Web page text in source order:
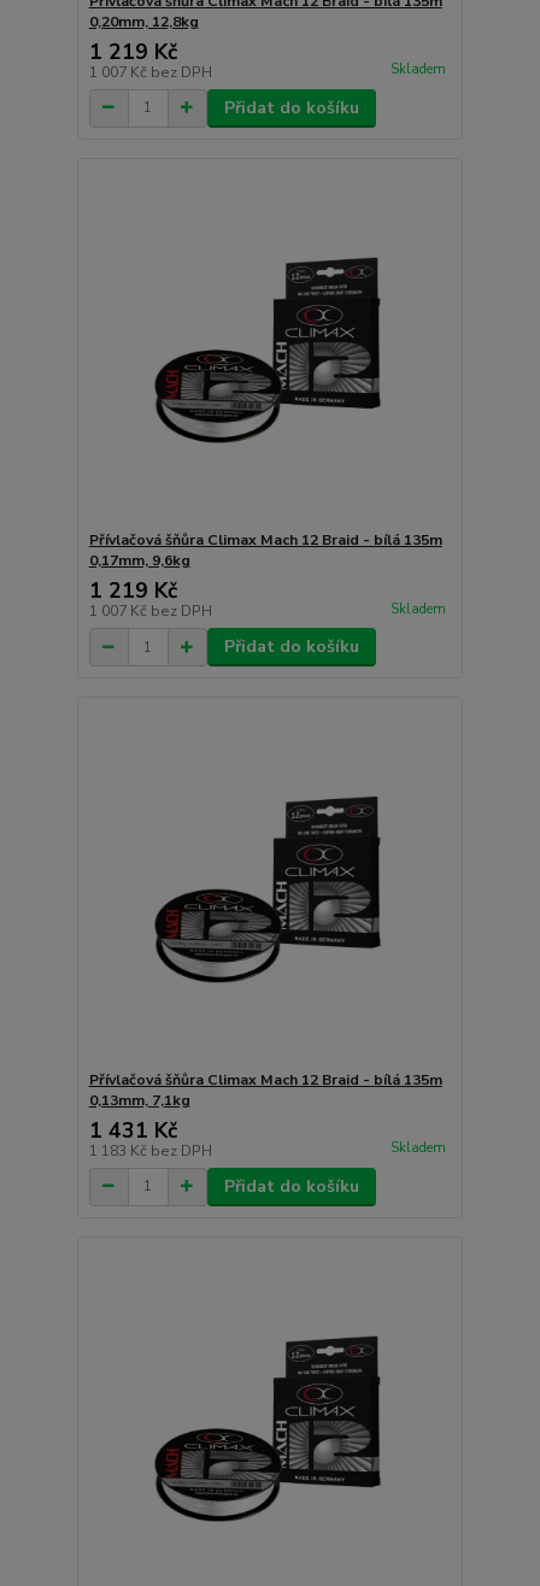
0,20mm, 12,8kg
1 219 Kč
1 007 Kč bez DPH Skladem
Přidat do košíku
Přívlačová šňůra Climax Mach 12 Braid - bílá 135m
0,17mm, 9,6kg
1 219 Kč
1 007 Kč bez DPH Skladem
Přidat do košíku
Přívlačová šňůra Climax Mach 12 Braid - bílá 135m
0,13mm, 7,1kg
1 431 Kč
1 183 Kč bez DPH Skladem
Přidat do košíku